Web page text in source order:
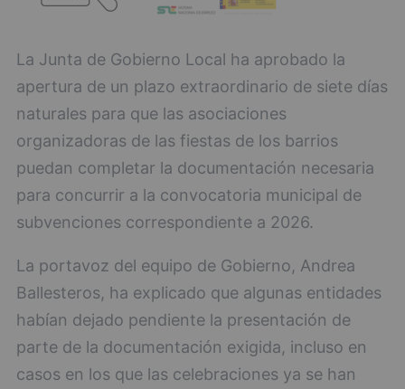
La Junta de Gobierno Local ha aprobado la
apertura de un plazo extraordinario de siete días
naturales para que las asociaciones
organizadoras de las fiestas de los barrios
puedan completar la documentación necesaria
para concurrir a la convocatoria municipal de
subvenciones correspondiente a 2026.
La portavoz del equipo de Gobierno, Andrea
Ballesteros, ha explicado que algunas entidades
habían dejado pendiente la presentación de
parte de la documentación exigida, incluso en
casos en los que las celebraciones ya se han